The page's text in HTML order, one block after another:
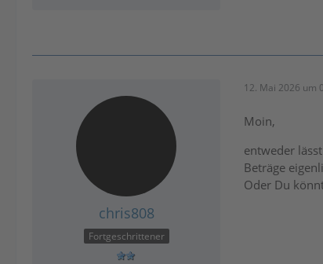
chris808
Fortgeschrittener
12. Mai 2026 um
Moin,
entweder
Beträge
Oder Du